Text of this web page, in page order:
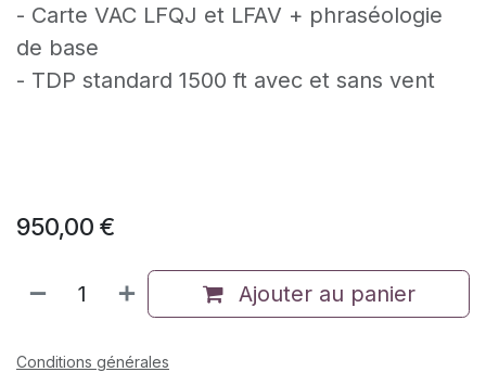
- Carte VAC LFQJ et LFAV + phraséologie
de base
- TDP standard 1500 ft avec et sans vent
950,00 €
Ajouter au panier
Conditions générales